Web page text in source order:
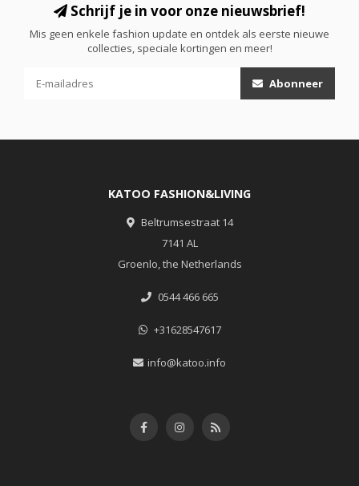
Schrijf je in voor onze nieuwsbrief!
Mis geen enkele fashion update en ontdek als eerste nieuwe
collecties, speciale kortingen en meer!
Abonneer
KATOO FASHION&LIVING
Beltrumsestraat 14
7141 AL
Groenlo, the Netherlands
0544 466 665
+31628547617
info@katoo.info